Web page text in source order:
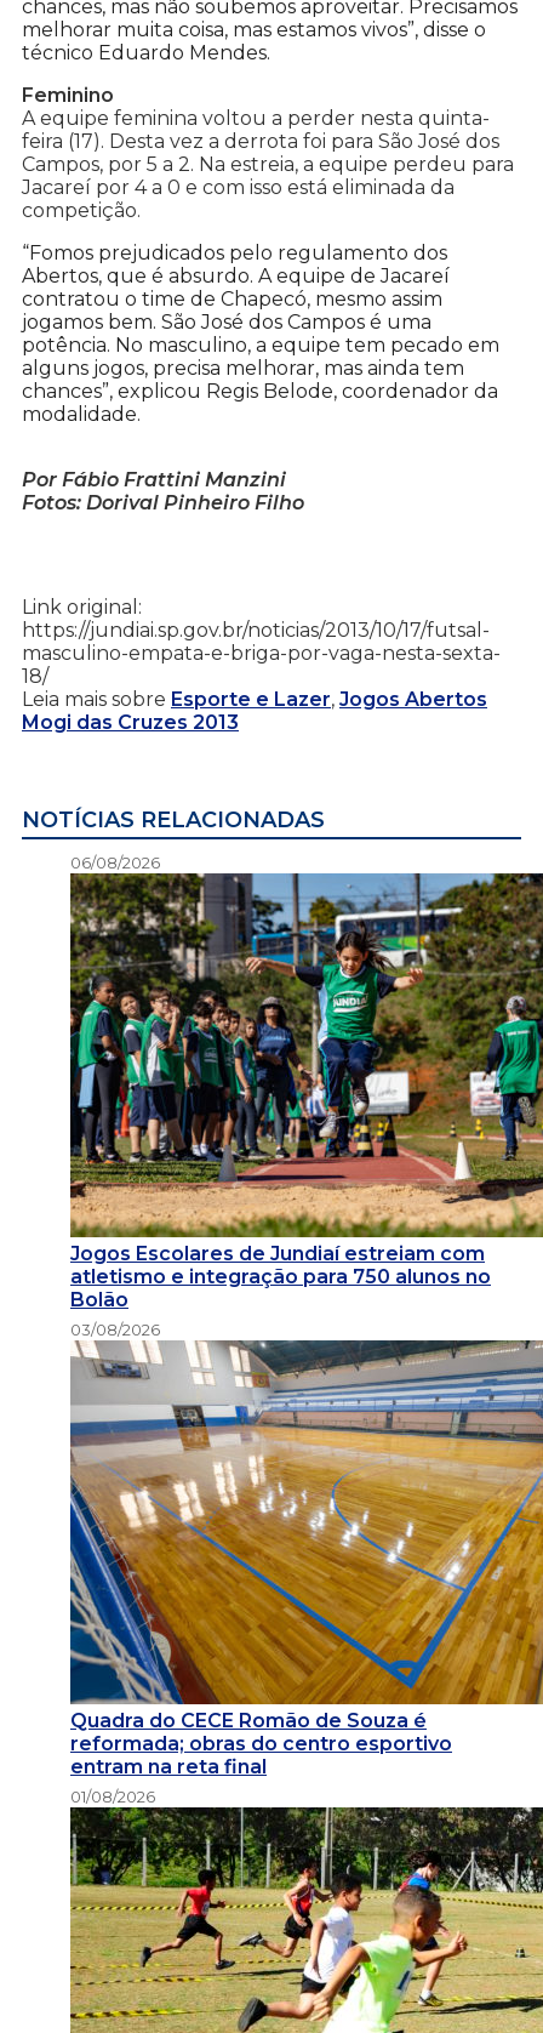
chances, mas não soubemos aproveitar. Precisamos
melhorar muita coisa, mas estamos vivos”, disse o
técnico Eduardo Mendes.
Feminino
A equipe feminina voltou a perder nesta quinta-
feira (17). Desta vez a derrota foi para São José dos
Campos, por 5 a 2. Na estreia, a equipe perdeu para
Jacareí por 4 a 0 e com isso está eliminada da
competição.
“Fomos prejudicados pelo regulamento dos
Abertos, que é absurdo. A equipe de Jacareí
contratou o time de Chapecó, mesmo assim
jogamos bem. São José dos Campos é uma
potência. No masculino, a equipe tem pecado em
alguns jogos, precisa melhorar, mas ainda tem
chances”, explicou Regis Belode, coordenador da
modalidade.
Por Fábio Frattini Manzini
Fotos: Dorival Pinheiro Filho
Link original:
https://jundiai.sp.gov.br/noticias/2013/10/17/futsal-
masculino-empata-e-briga-por-vaga-nesta-sexta-
18/
Leia mais sobre Esporte e Lazer, Jogos Abertos
Mogi das Cruzes 2013
NOTÍCIAS RELACIONADAS
06/08/2026
Jogos Escolares de Jundiaí estreiam com
atletismo e integração para 750 alunos no
Bolão
03/08/2026
Quadra do CECE Romão de Souza é
reformada; obras do centro esportivo
entram na reta final
01/08/2026